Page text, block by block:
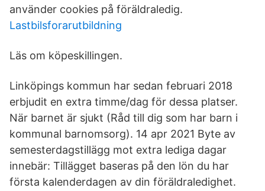
använder cookies på föräldraledig.
Lastbilsforarutbildning
Läs om köpeskillingen.
Linköpings kommun har sedan februari 2018
erbjudit en extra timme/dag för dessa platser.
När barnet är sjukt (Råd till dig som har barn i
kommunal barnomsorg). 14 apr 2021 Byte av
semesterdagstillägg mot extra lediga dagar
innebär: Tillägget baseras på den lön du har
första kalenderdagen av din föräldraledighet.